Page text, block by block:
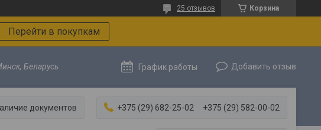
Корзина
25 отзывов
Перейти в покупкам
Беларусь График работы Добавить отзыв
документов +375 (29) 682-25-02 +375 (29) 582-00-02